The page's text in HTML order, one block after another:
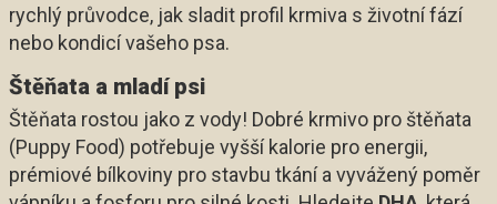
rychlý průvodce, jak sladit profil krmiva s životní fází
nebo kondicí vašeho psa.
Štěňata a mladí psi
Štěňata rostou jako z vody! Dobré krmivo pro štěňata
(Puppy Food) potřebuje vyšší kalorie pro energii,
prémiové bílkoviny pro stavbu tkání a vyvážený poměr